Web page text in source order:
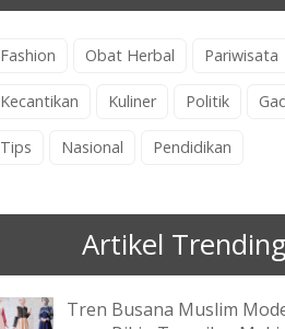
Fashion Obat Herbal Pariwisata
Kecantikan Kuliner Politik
Tips Nasional Pendidikan
Artikel Trending
Tren Busana Muslim